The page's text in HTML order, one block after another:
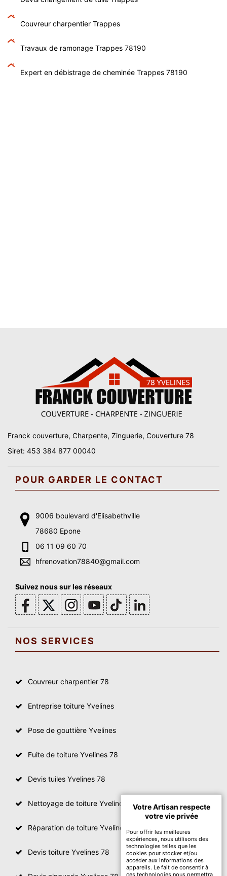
Couvreur charpentier Trappes
Travaux de ramonage Trappes 78190
Expert en débistrage de cheminée Trappes 78190
Franck couverture, Charpente, Zinguerie, Couverture 78
Siret: 453 384 877 00040
POUR GARDER LE CONTACT
9006 boulevard d'Elisabethville
78680 Epone
06 11 09 60 70
hfrenovation78840@gmail.com
Suivez nous sur les réseaux
NOS SERVICES
Couvreur charpentier 78
Entreprise toiture Yvelines
Pose de gouttière Yvelines
Fuite de toiture Yvelines 78
Devis tuiles Yvelines 78
Nettoyage de toiture Yvelines
Réparation de toiture Yvelines 78
Devis toiture Yvelines 78
Votre Artisan respecte
votre vie privée
Pour offrir les meilleures
expériences, nous utilisons des
technologies telles que les
cookies pour stocker et/ou
accéder aux informations des
appareils. Le fait de consentir à
ces technologies nous permettra